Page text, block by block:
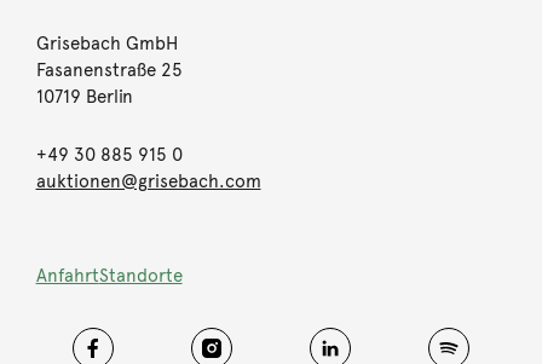
Grisebach GmbH
Fasanenstraße 25
10719 Berlin
+49 30 885 915 0
auktionen@grisebach.com
AnfahrtStandorte